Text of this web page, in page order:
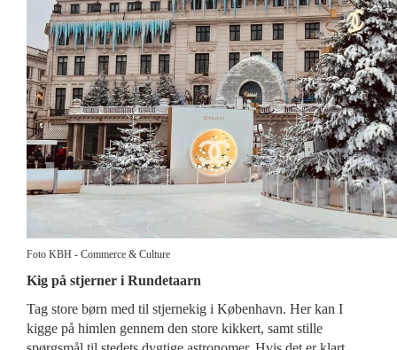
Foto KBH - Commerce & Culture
Kig på stjerner i Rundetaarn
Tag store børn med til stjernekig i København. Her kan I
kigge på himlen gennem den store kikkert, samt stille